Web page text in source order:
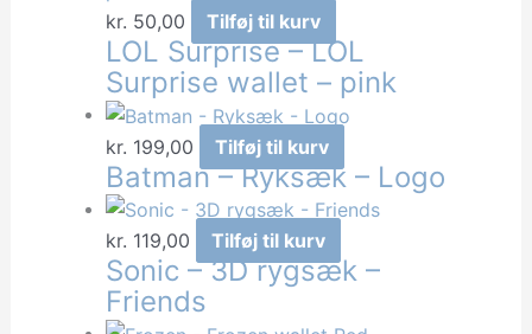
kr. 50,00 Tilføj til kurv
LOL Surprise – LOL
Surprise wallet – pink
kr. 199,00 Tilføj til kurv
Batman – Ryksæk – Logo
kr. 119,00 Tilføj til kurv
Sonic – 3D rygsæk –
Friends